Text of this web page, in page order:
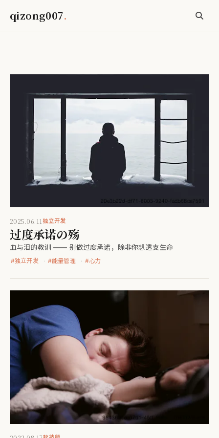
qizong007.
2025.06.11 独立开发
过度承诺の殇
血与泪的教训 —— 别做过度承诺，除非你想透支生命
#独立开发 #能量管理 #心力